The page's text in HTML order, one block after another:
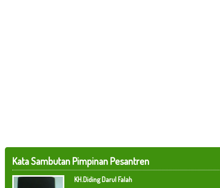
Kata Sambutan Pimpinan Pesantren
KH.Diding Darul Falah